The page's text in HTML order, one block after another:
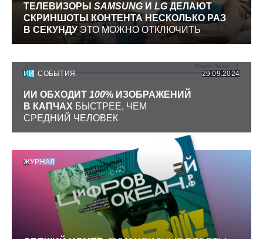
ТЕЛЕВИЗОРЫ SAMSUNG И LGДЕЛАЮТ
СКРИНШОТЫ КОНТЕНТА НЕСКОЛЬКО РАЗ
В СЕКУНДУЭТО МОЖНО ОТКЛЮЧИТЬ
ИИ СОБЫТИЯ 29.09.2024
ИИ ОБХОДИТ 100% ИЗОБРАЖЕНИЙ
В КАПЧАХ БЫСТРЕЕ, ЧЕМ
СРЕДНИЙ ЧЕЛОВЕК
ЖУРНАЛ